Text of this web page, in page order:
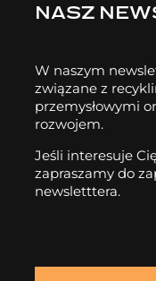
NASZ
W naszym
związane z
przemysłowymi
rozwojem.
Jeśli interesuje
zapraszamy do
newsletttera.